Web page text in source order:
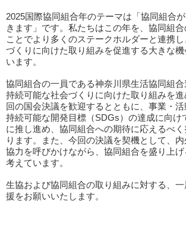
2025国際協同組合年のテーマは「協同組合
きます」です。私たちはこの年を、協同組
ことでより多くのステークホルダーと連携
づくりに向けた取り組みを促進する大きな
います。
協同組合の一員である神奈川県生活協同組
持続可能な社会づくりに向けた取り組みを
回の国会決議を歓迎するとともに、事業・
持続可能な開発目標（SDGs）の達成に向け
に推し進め、協同組合への期待に応えるべ
ります。また、今回の決議を契機として、
協力を呼びかけながら、協同組合を盛り上
考えています。
生協および協同組合の取り組みに対する、
援をお願いいたします。